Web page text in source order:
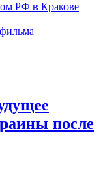
РФ в Кракове
после